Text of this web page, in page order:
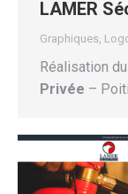
LAMER
Graphiques
Réalisation
Privée –